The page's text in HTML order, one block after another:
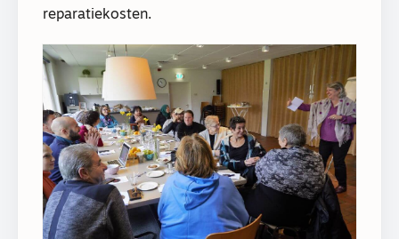
reparatiekosten.